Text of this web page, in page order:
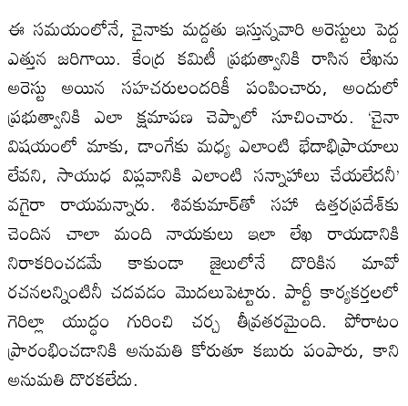
ఈ సమయంలోనే, చైనాకు మద్దతు ఇస్తున్నవారి అరెస్టులు పెద్ద
ఎత్తున జరిగాయి. కేంద్ర కమిటీ ప్రభుత్వానికి రాసిన లేఖను
అరెస్టు అయిన సహచరులందరికీ పంపించారు, అందులో
ప్రభుత్వానికి ఎలా క్షమాపణ చెప్పాలో సూచించారు. ‘చైనా
విషయంలో మాకు, డాంగేకు మధ్య ఎలాంటి భేదాభిప్రాయాలు
లేవని, సాయుధ విప్లవానికి ఎలాంటి సన్నాహాలు చేయలేదనీ’
వగైరా రాయమన్నారు. శివకుమార్‌తో సహా ఉత్తరప్రదేశ్‌కు
చెందిన చాలా మంది నాయకులు ఇలా లేఖ రాయడానికి
నిరాకరించడమే కాకుండా జైలులోనే దొరికిన మావో
రచనలన్నింటినీ చదవడం మొదలుపెట్టారు. పార్టీ కార్యకర్తలలో
గెరిల్లా యుద్ధం గురించి చర్చ తీవ్రతరమైంది. పోరాటం
ప్రారంభించడానికి అనుమతి కోరుతూ కబురు పంపారు, కాని
అనుమతి దొరకలేదు.